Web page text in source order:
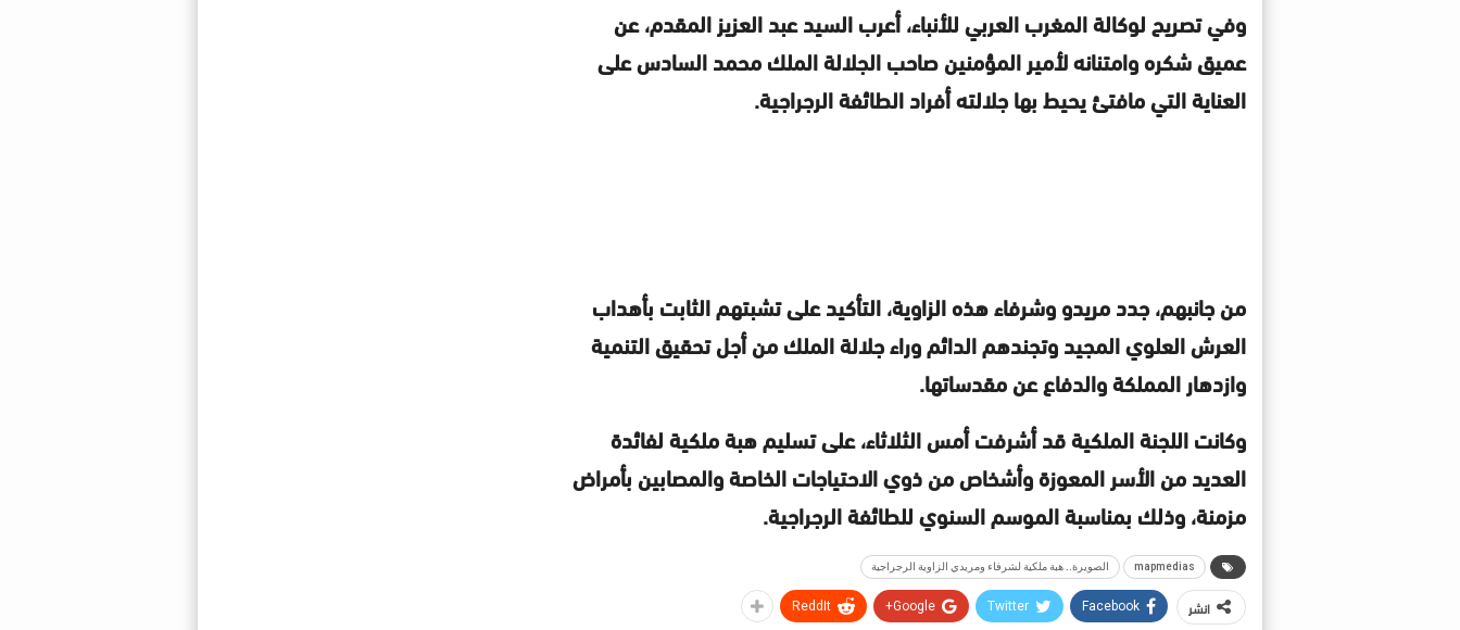
وفي تصريح لوكالة المغرب العربي للأنباء، أعرب السيد عبد العزيز المقدم، عن
عميق شكره وامتنانه لأمير المؤمنين صاحب الجلالة الملك محمد السادس على
العناية التي مافتئ يحيط بها جلالته أفراد الطائفة الرجراجية.
من جانبهم، جدد مريدو وشرفاء هذه الزاوية، التأكيد على تشبتهم الثابت بأهداب
العرش العلوي المجيد وتجندهم الدائم وراء جلالة الملك من أجل تحقيق التنمية
وازدهار المملكة والدفاع عن مقدساتها.
وكانت اللجنة الملكية قد أشرفت أمس الثلاثاء، على تسليم هبة ملكية لفائدة
العديد من الأسر المعوزة وأشخاص من ذوي الاحتياجات الخاصة والمصابين بأمراض
مزمنة، وذلك بمناسبة الموسم السنوي للطائفة الرجراجية.
mapmedias الصويرة.. هبة ملكية لشرفاء ومريدي الزاوية الرجراجية
انشر Facebook
Twitter
Google+
ReddIt